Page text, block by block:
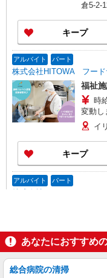
倉5-2-
キープ
アルバイト パート
株式会社HITOWA フード
福祉
時給
変動
によ
志）
イ
キープ
アルバイト パート
福祉
変動
により
志）
ア
14号）
あなたにおすすめ
総合病院の清掃